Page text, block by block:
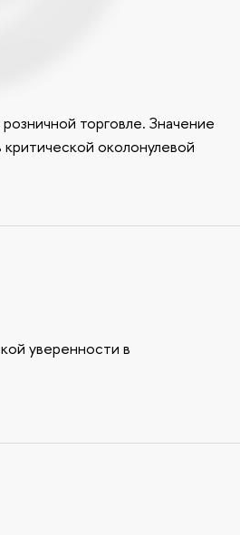
торговле. Значение
околонулевой
уверенности в